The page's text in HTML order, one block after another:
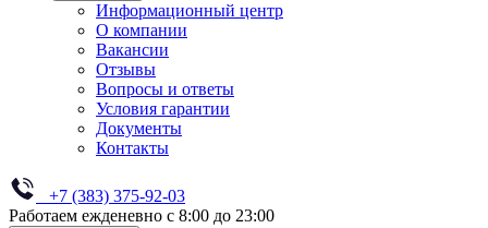
Информационный центр
О компании
Вакансии
Отзывы
Вопросы и ответы
Условия гарантии
Документы
Контакты
+7 (383) 375-92-03
Работаем ежденевно с 8:00 до 23:00